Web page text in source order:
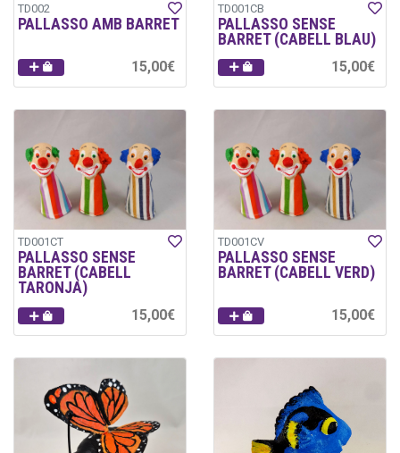
TD002
PALLASSO AMB BARRET
15,00€
TD001CB
PALLASSO SENSE
BARRET (CABELL BLAU)
15,00€
TD001CT
PALLASSO SENSE
BARRET (CABELL
TARONJA)
15,00€
TD001CV
PALLASSO SENSE
BARRET (CABELL VERD)
15,00€